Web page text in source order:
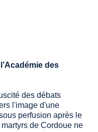
des
des débats
l'image d'une
perfusion après le
de Cordoue ne